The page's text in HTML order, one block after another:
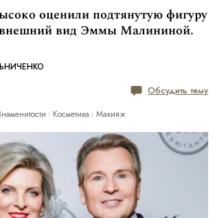
оценили подтянутую фигуру
вид Эммы Малининой.
Обсудить тему
Косметика Макияж